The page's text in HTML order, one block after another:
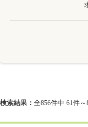
検索結果： 全856件中 61件